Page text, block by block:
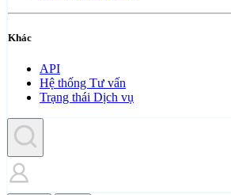
Khác
API
Hệ thống Tư vấn
Trạng thái Dịch vụ